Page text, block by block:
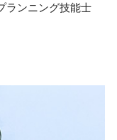
ランニング技能士